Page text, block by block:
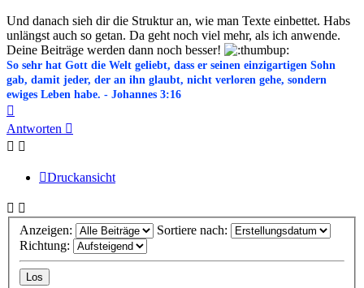
Und danach sieh dir die Struktur an, wie man Texte einbettet. Habs
unlängst auch so getan. Da geht noch viel mehr, als ich anwende.
Deine Beiträge werden dann noch besser!
So sehr hat Gott die Welt geliebt, dass er seinen einzigartigen Sohn
gab, damit jeder, der an ihn glaubt, nicht verloren gehe, sondern
ewiges Leben habe. - Johannes 3:16
oben
Antworten
Druckansicht
Anzeigen:
Sortiere nach:
Richtung: